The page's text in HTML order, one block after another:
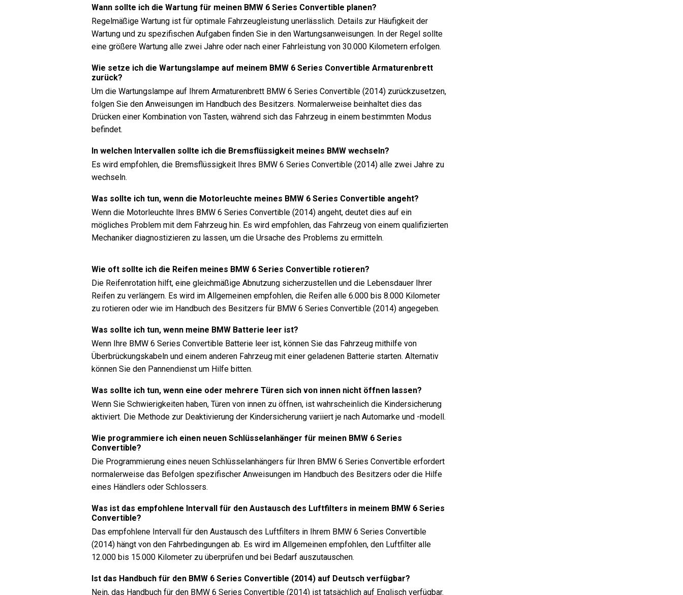
Wann sollte ich die Wartung für meinen BMW 6 Series Convertible planen?
Regelmäßige Wartung ist für optimale Fahrzeugleistung unerlässlich. Details zur Häufigkeit der
Wartung und zu spezifischen Aufgaben finden Sie in den Wartungsanweisungen. In der Regel sollte
eine größere Wartung alle zwei Jahre oder nach einer Fahrleistung von 30.000 Kilometern erfolgen.
Wie setze ich die Wartungslampe auf meinem BMW 6 Series Convertible Armaturenbrett
zurück?
Um die Wartungslampe auf Ihrem Armaturenbrett BMW 6 Series Convertible (2014) zurückzusetzen,
folgen Sie den Anweisungen im Handbuch des Besitzers. Normalerweise beinhaltet dies das
Drücken einer Kombination von Tasten, während sich das Fahrzeug in einem bestimmten Modus
befindet.
In welchen Intervallen sollte ich die Bremsflüssigkeit meines BMW wechseln?
Es wird empfohlen, die Bremsflüssigkeit Ihres BMW 6 Series Convertible (2014) alle zwei Jahre zu
wechseln.
Was sollte ich tun, wenn die Motorleuchte meines BMW 6 Series Convertible angeht?
Wenn die Motorleuchte Ihres BMW 6 Series Convertible (2014) angeht, deutet dies auf ein
mögliches Problem mit dem Fahrzeug hin. Es wird empfohlen, das Fahrzeug von einem qualifizierten
Mechaniker diagnostizieren zu lassen, um die Ursache des Problems zu ermitteln.
Wie oft sollte ich die Reifen meines BMW 6 Series Convertible rotieren?
Die Reifenrotation hilft, eine gleichmäßige Abnutzung sicherzustellen und die Lebensdauer Ihrer
Reifen zu verlängern. Es wird im Allgemeinen empfohlen, die Reifen alle 6.000 bis 8.000 Kilometer
zu rotieren oder wie im Handbuch des Besitzers für BMW 6 Series Convertible (2014) angegeben.
Was sollte ich tun, wenn meine BMW Batterie leer ist?
Wenn Ihre BMW 6 Series Convertible Batterie leer ist, können Sie das Fahrzeug mithilfe von
Überbrückungskabeln und einem anderen Fahrzeug mit einer geladenen Batterie starten. Alternativ
können Sie den Pannendienst um Hilfe bitten.
Was sollte ich tun, wenn eine oder mehrere Türen sich von innen nicht öffnen lassen?
Wenn Sie Schwierigkeiten haben, Türen von innen zu öffnen, ist wahrscheinlich die Kindersicherung
aktiviert. Die Methode zur Deaktivierung der Kindersicherung variiert je nach Automarke und -modell.
Wie programmiere ich einen neuen Schlüsselanhänger für meinen BMW 6 Series
Convertible?
Die Programmierung eines neuen Schlüsselanhängers für Ihren BMW 6 Series Convertible erfordert
normalerweise das Befolgen spezifischer Anweisungen im Handbuch des Besitzers oder die Hilfe
eines Händlers oder Schlossers.
Was ist das empfohlene Intervall für den Austausch des Luftfilters in meinem BMW 6 Series
Convertible?
Das empfohlene Intervall für den Austausch des Luftfilters in Ihrem BMW 6 Series Convertible
(2014) hängt von den Fahrbedingungen ab. Es wird im Allgemeinen empfohlen, den Luftfilter alle
12.000 bis 15.000 Kilometer zu überprüfen und bei Bedarf auszutauschen.
Ist das Handbuch für den BMW 6 Series Convertible (2014) auf Deutsch verfügbar?
Nein, das Handbuch für den BMW 6 Series Convertible (2014) ist tatsächlich auf Englisch verfügbar.